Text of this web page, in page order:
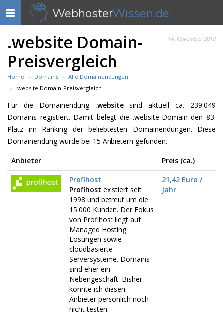
Navigation
anzeigen
WebhosterWissen.de
14. November 2018
.website Domain-
Preisvergleich
Home Domains
Alle Domainendungen
.website Domain-Preisvergleich
Für die Domainendung .websitesind aktuell ca. 239.049
Domains registiert. Damit belegt die .website-Domain den 83.
Platz im Ranking der beliebtesten Domainendungen. Diese
Domainendung wurde bei 15 Anbietern gefunden.
Anbieter
Preis (ca.)
Profihost
Profihost existiert seit
1998 und betreut um die
15.000 Kunden. Der Fokus
von Profihost liegt auf
Managed Hosting
Lösungen sowie
cloudbasierte
Serversysteme. Domains
sind eher ein
Nebengeschäft. Bisher
konnte ich diesen
Anbieter persönlich noch
nicht testen.
21,42 Euro /
Jahr